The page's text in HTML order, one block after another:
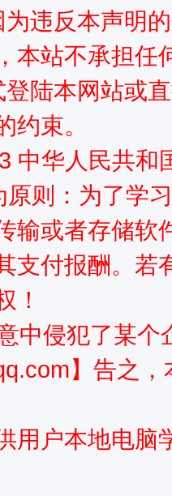
违反本声明
本站不承担任
陆本网站或
约束。
中华人民共和
原则：为了学
输或者存储软
支付报酬。若
！
中侵犯了某
】告之
用户本地电脑